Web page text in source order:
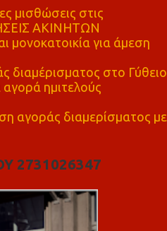
μισθώσεις στις
ΑΚΙΝΗΤΩΝ
μονοκατοικία για άμεση
διαμέρισματος στο Γύθειο
ημιτελούς
αγοράς διαμερίσματος με
2731026347